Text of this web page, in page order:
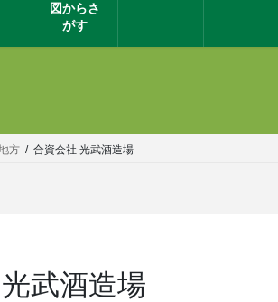
図からさ
がす
方 合資会社 光武酒造場
武酒造場